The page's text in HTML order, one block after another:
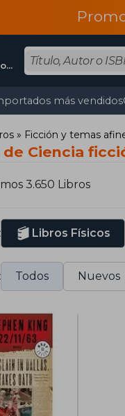
Montevideo, Montevideo
más vendidos
Ficción y temas
de Ciencia
3.650 Libros
Libros Físicos
Todos Nuevos